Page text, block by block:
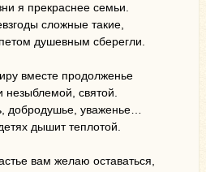
я прекраснее семьи.
сложные такие,
душевным сберегли.
вместе продолженье
святой.
добродушье, уваженье…
дышит теплотой.
вам желаю оставаться,